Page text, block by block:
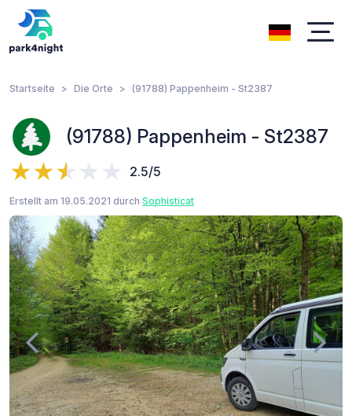
Startseite Die Orte (91788) Pappenheim - St2387
(91788) Pappenheim - St2387
2.5/5
Erstellt am 19.05.2021 durch Sophisticat